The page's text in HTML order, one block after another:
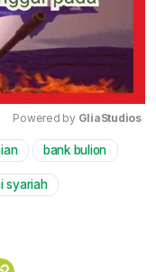
Mute
Powered by GliaStudios
bank bulion
syariah